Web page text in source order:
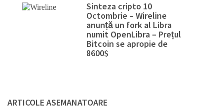
Sinteza cripto 10
Octombrie – Wireline
anunță un fork al Libra
numit OpenLibra – Prețul
Bitcoin se apropie de
8600$
ARTICOLE ASEMANATOARE